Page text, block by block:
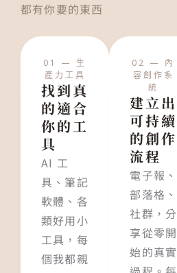
都有你要的東西
01 — 生
產力工具
找到真
的適合
你的工
具
AI 工
具、筆記
軟體、各
類好用小
工具，每
個我都親
02 — 內
容創作系
統
建立出
可持續
的創作
流程
電子報、
部落格、
社群，分
享從零開
始的真實